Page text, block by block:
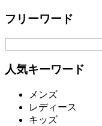
フリーワード
人気キーワード
メンズ
レディース
キッズ